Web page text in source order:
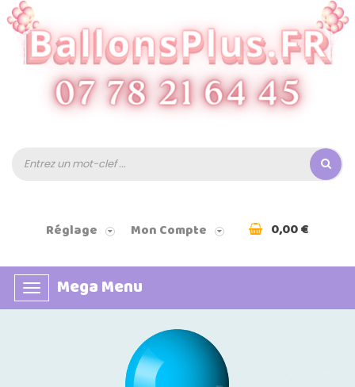
Réglage Mon Compte 0,00 €
Basculer
la
Mega Menu